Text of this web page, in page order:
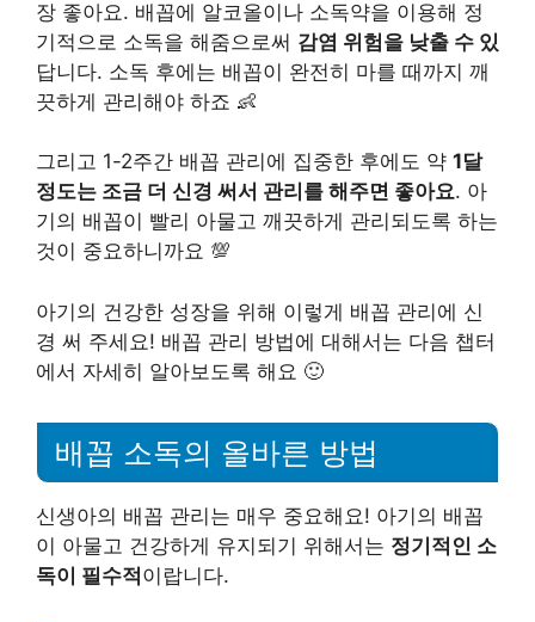
장 좋아요. 배꼽에 알코올이나 소독약을 이용해 정
기적으로 소독을 해줌으로써 감염 위험을 낮출 수 있
답니다. 소독 후에는 배꼽이 완전히 마를 때까지 깨
끗하게 관리해야 하죠 👶
그리고 1-2주간 배꼽 관리에 집중한 후에도 약 1달
정도는 조금 더 신경 써서 관리를 해주면 좋아요. 아
기의 배꼽이 빨리 아물고 깨끗하게 관리되도록 하는
것이 중요하니까요 💯
아기의 건강한 성장을 위해 이렇게 배꼽 관리에 신
경 써 주세요! 배꼽 관리 방법에 대해서는 다음 챕터
에서 자세히 알아보도록 해요 🙂
배꼽 소독의 올바른 방법
신생아의 배꼽 관리는 매우 중요해요! 아기의 배꼽
이 아물고 건강하게 유지되기 위해서는 정기적인 소
독이 필수적이랍니다.